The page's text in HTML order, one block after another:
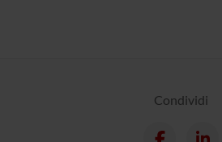
Condividi